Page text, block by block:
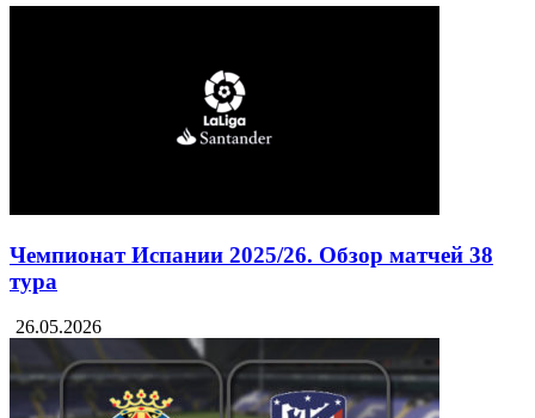
Чемпионат Испании 2025/26. Обзор матчей 38
тура
26.05.2026